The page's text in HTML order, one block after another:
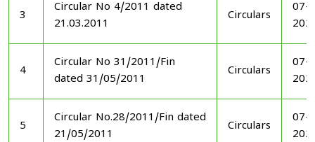
3
Circular No 4/2011 dated
21.03.2011
Circulars
07-
4
Circular No 31/2011/Fin
dated 31/05/2011
Circulars
07-
5
Circular No.28/2011/Fin dated
21/05/2011
Circulars
07-